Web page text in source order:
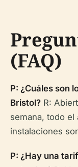
(FAQ)
P: ¿Cuáles son
Bristol? R:
semana, todo el
instalaciones
P: ¿Hay una